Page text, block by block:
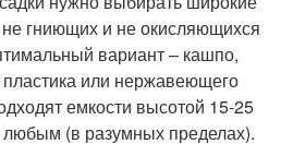
гниющих и не окисляющихся
вариант – кашпо,
или нержавеющего
емкости высотой 15-25
(в разумных пределах).